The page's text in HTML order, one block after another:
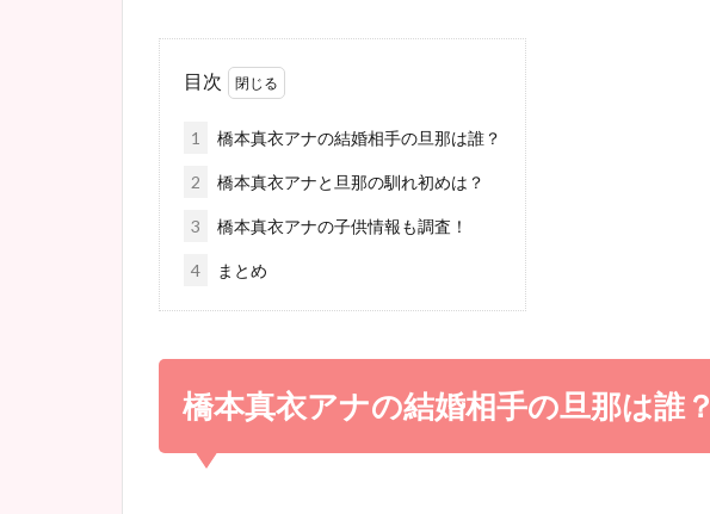
目次
1 橋本真衣アナの結婚相手の旦那は誰？
2 橋本真衣アナと旦那の馴れ初めは？
3 橋本真衣アナの子供情報も調査！
4 まとめ
橋本真衣アナの結婚相手の旦那は誰？